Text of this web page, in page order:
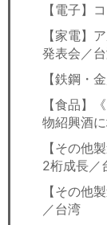
【電子】
【家電】
発表会／
【鉄鋼・
【食品】
物紹興酒
【その他
2桁成長／
【その他
／台湾